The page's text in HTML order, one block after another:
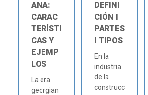
ANA:
CARAC
TERÍSTI
CAS Y
EJEMP
LOS
La era
georgian
DEFINI
CIÓN Ι
PARTES
Ι TIPOS
En la
industria
de la
construcc